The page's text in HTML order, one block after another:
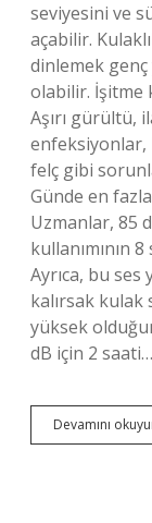
seviyesini ve
açabilir.
dinlemek
olabilir. İşitme
Aşırı gürültü,
enfeksiyonlar,
felç gibi
Günde en
Uzmanlar, 85
kullanımının
Ayrıca, bu
kalırsak kulak
yüksek
dB için 2 saati…
Devamını